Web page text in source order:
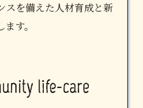
スを備えた人材育成と新
す。